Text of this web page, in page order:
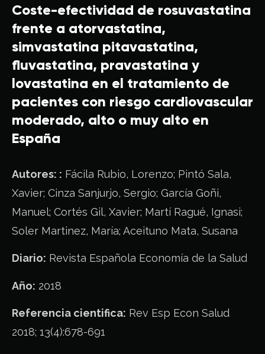
Coste-efectividad de rosuvastatina
frente a atorvastatina,
simvastatina pitavastatina,
fluvastatina, pravastatina y
lovastatina en el tratamiento de
pacientes con riesgo cardiovascular
moderado, alto o muy alto en
España
Autores: : Fácila Rubio, Lorenzo; Pintó Sala,
Xavier; Cinza Sanjurjo, Sergio; García Goñi,
Manuel; Cortés Gil, Xavier; Martí Ragué, Ignasi;
Soler Martinez, María; Aceituno Mata, Susana
Diario: Revista Española Economía de la Salud
Año: 2018
Referencia cientifica: Rev Esp Econ Salud
2018; 13(4):678-691